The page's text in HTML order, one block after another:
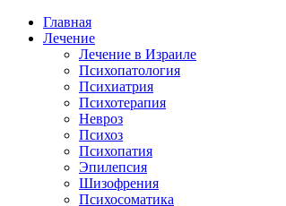
Главная
Лечение
Лечение в Израиле
Психопатология
Психиатрия
Психотерапия
Невроз
Психоз
Психопатия
Эпилепсия
Шизофрения
Психосоматика